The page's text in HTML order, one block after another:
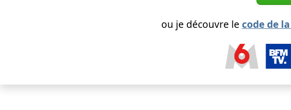
ou je découvre le code de